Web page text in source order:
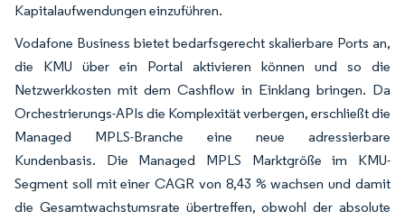
Kapitalaufwendungen einzuführen.
Vodafone Business bietet bedarfsgerecht skalierbare Ports an,
die KMU über ein Portal aktivieren können und so die
Netzwerkkosten mit dem Cashflow in Einklang bringen. Da
Orchestrierungs-APIs die Komplexität verbergen, erschließt die
Managed MPLS-Branche eine neue adressierbare
Kundenbasis. Die Managed MPLS Marktgröße im KMU-
Segment soll mit einer CAGR von 8,43 % wachsen und damit
die Gesamtwachstumsrate übertreffen, obwohl der absolute